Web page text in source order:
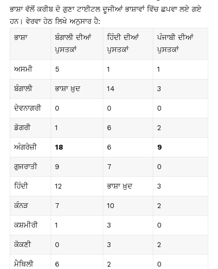
ਭਾਸ਼ਾ ਵੱਲੋਂ ਕਰੀਬ ਦੋ ਗੁਣਾ ਟਾਈਟਲ ਦੂਜੀਆਂ ਭਾਸ਼ਾਵਾਂ ਵਿੱਚ ਛਪਵਾ ਲਏ ਗਏ
ਹਨ। ਵੇਰਵਾ ਹੇਠ ਲਿਖੇ ਅਨੁਸਾਰ ਹੈ:
ਭਾਸ਼ਾ
ਬੰਗਾਲੀ ਦੀਆਂ
ਪੁਸਤਕਾਂ
ਹਿੰਦੀ ਦੀਆਂ
ਪੁਸਤਕਾਂ
ਪੰਜਾਬੀ ਦੀਆਂ
ਪੁਸਤਕਾਂ
ਅਸਮੀ 5 1 1
ਬੰਗਾਲੀ ਭਾਸ਼ਾ ਖ਼ੁਦ 14 3
ਦੇਵਨਾਗਰੀ 0 0 0
ਡੋਗਰੀ 1 6 2
ਅੰਗਰੇਜ਼ੀ 18 6 9
ਗੁਜਰਾਤੀ 9 7 0
ਹਿੰਦੀ 12 ਭਾਸ਼ਾ ਖ਼ੁਦ 3
ਕੰਨੜ 7 10 2
ਕਸ਼ਮੀਰੀ 1 3 0
ਕੋਕਣੀ 0 3 2
ਮੈਥਿਲੀ 6 2 0